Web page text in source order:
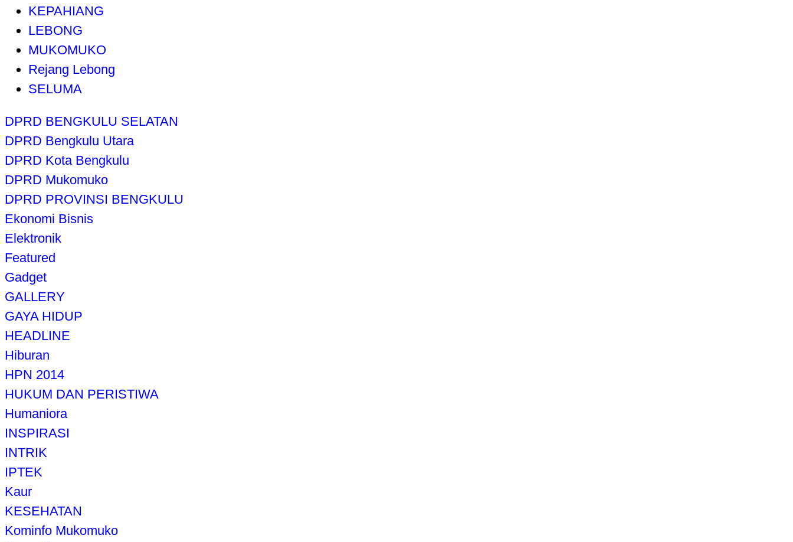
KEPAHIANG
LEBONG
MUKOMUKO
Rejang Lebong
SELUMA
DPRD BENGKULU SELATAN
DPRD Bengkulu Utara
DPRD Kota Bengkulu
DPRD Mukomuko
DPRD PROVINSI BENGKULU
Ekonomi Bisnis
Elektronik
Featured
Gadget
GALLERY
GAYA HIDUP
HEADLINE
Hiburan
HPN 2014
HUKUM DAN PERISTIWA
Humaniora
INSPIRASI
INTRIK
IPTEK
Kaur
KESEHATAN
Kominfo Mukomuko